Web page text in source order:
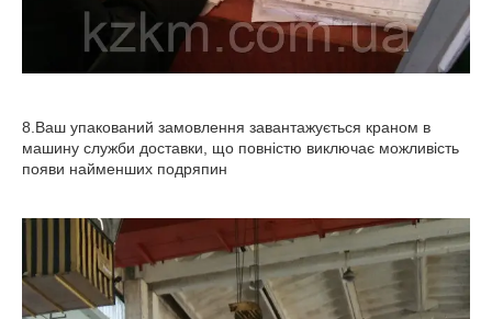
8.Ваш упакований замовлення завантажується краном в
машину служби доставки, що повністю виключає можливість
появи найменших подряпин